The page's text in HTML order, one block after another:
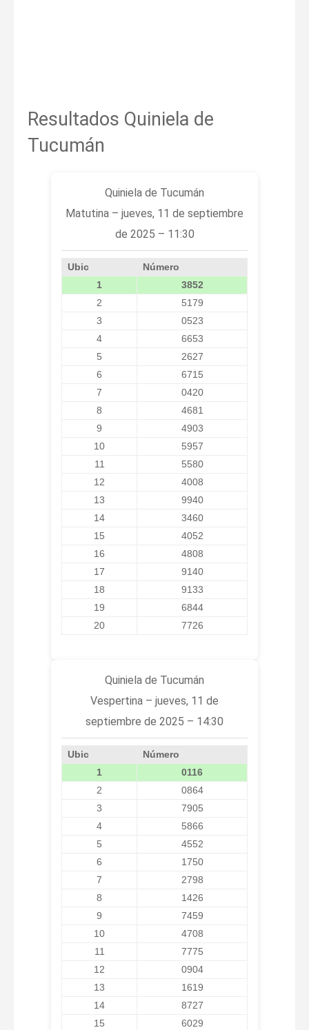
Resultados Quiniela de
Tucumán
Quiniela de Tucumán
Matutina – jueves, 11 de septiembre
de 2025 – 11:30
Ubic
Número
1
3852
2
5179
3
0523
4
6653
5
2627
6
6715
7
0420
8
4681
9
4903
10
5957
11
5580
12
4008
13
9940
14
3460
15
4052
16
4808
17
9140
18
9133
19
6844
20
7726
Quiniela de Tucumán
Vespertina – jueves, 11 de
septiembre de 2025 – 14:30
Ubic
Número
1
0116
2
0864
3
7905
4
5866
5
4552
6
1750
7
2798
8
1426
9
7459
10
4708
11
7775
12
0904
13
1619
14
8727
15
6029